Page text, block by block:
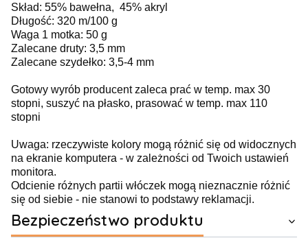
Skład: 55% bawełna, 45% akryl
Długość: 320 m/100 g
Waga 1 motka: 50 g
Zalecane druty: 3,5 mm
Zalecane szydełko: 3,5-4 mm
Gotowy wyrób producent zaleca prać w temp. max 30
stopni, suszyć na płasko, prasować w temp. max 110
stopni
Uwaga: rzeczywiste kolory mogą różnić się od widocznych
na ekranie komputera - w zależności od Twoich ustawień
monitora.
Odcienie różnych partii włóczek mogą nieznacznie różnić
się od siebie - nie stanowi to podstawy reklamacji.
Bezpieczeństwo produktu